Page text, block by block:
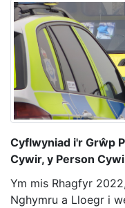
Cyflwyniad i'r Grŵp
Cywir, y Person
Ym mis Rhagfyr
Nghymru a Lloegr i